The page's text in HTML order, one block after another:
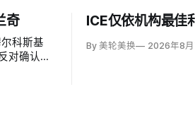
奇
科斯基
对确认代
并扭转
ICE仅依机构最佳
By 美轮美换 2026年8月